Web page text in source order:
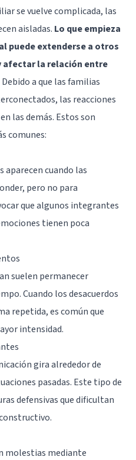
se vuelve complicada, las
aisladas. Lo que empieza
puede extenderse a otros
afectar la relación entre
Debido a que las familias
las reacciones
las demás. Estos son
comunes:
aparecen cuando las
pero no para
que algunos integrantes
tienen poca
suelen permanecer
Cuando los desacuerdos
repetida, es común que
intensidad.
gira alrededor de
pasadas. Este tipo de
defensivas que dificultan
molestias mediante